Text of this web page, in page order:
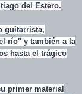
del Estero.
guitarrista,
río" y también a la
hasta el trágico
primer material